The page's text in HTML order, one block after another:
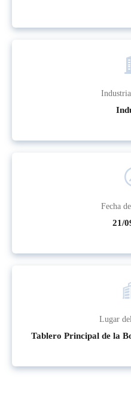
Fecha
21/
Lugar
Tablero Principal de la